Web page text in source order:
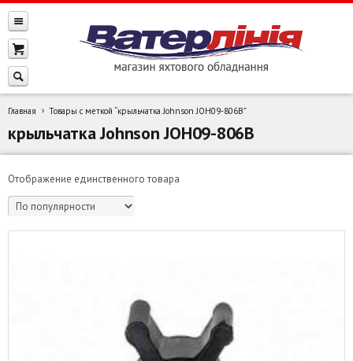
Главная Товары с меткой “крыльчатка Johnson JOH09-806B”
крыльчатка Johnson JOH09-806B
Отображение единственного товара